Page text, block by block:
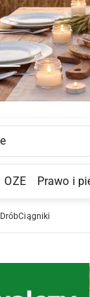
Main
OZE Prawo i
DróbCiągniki